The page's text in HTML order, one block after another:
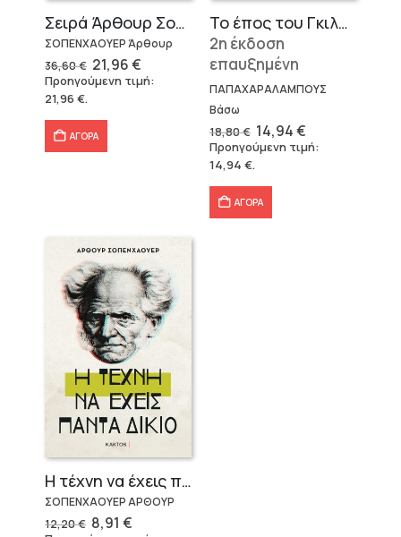
Σειρά Άρθουρ Σοπενχάουερ (3 βιβλία)
ΣΟΠΕΝΧΑΟΥΕΡ Άρθουρ
36,60€ Original
price
was:
21,96€Η
τρέχουσα
τιμή
Προηγούμενη τιμή:
21,96 €.
ΑΓΟΡΑ
Το έπος του Γκιλγκαμές
2η έκδοση
επαυξημένη
ΠΑΠΑΧΑΡΑΛΑΜΠΟΥΣ
Βάσω
18,80€ Original
price
was:
18,80 €.
14,94€Η
τρέχουσα
τιμή
Προηγούμενη τιμή:
14,94 €.
ΑΓΟΡΑ
Η τέχνη να έχεις πάντα δίκιο – Άρθουρ Σοπενχάουερ
ΣΟΠΕΝΧΑΟΥΕΡ ΑΡΘΟΥΡ
12,20€ Original
8,91 €Η